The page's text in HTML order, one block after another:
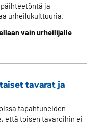
ja
urheilukulttuuria.
vain urheilijalle
tavarat ja
tapahtuneiden
että toisen tavaroihin ei